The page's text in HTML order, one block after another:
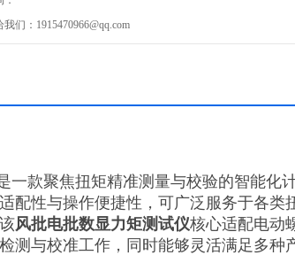
们：1915470966@qq.com
一款聚焦扭矩精准测量与校验的智能化
配性与操作便捷性，可广泛服务于各类
风批电批数显力矩测试仪核心适配电动
测与校准工作，同时能够灵活满足多种